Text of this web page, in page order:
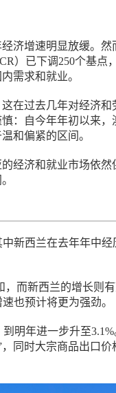
济增速明显放缓。然
）已下调250个基点
需求和就业。
在过去几年对经济和
：自今年年初以来，
和偏紧的区间。
经济和就业市场依然
新西兰在去年年中经
，而新西兰的增长则有
也预计将更为强劲。
明年进一步升至
同时大宗商品出口价